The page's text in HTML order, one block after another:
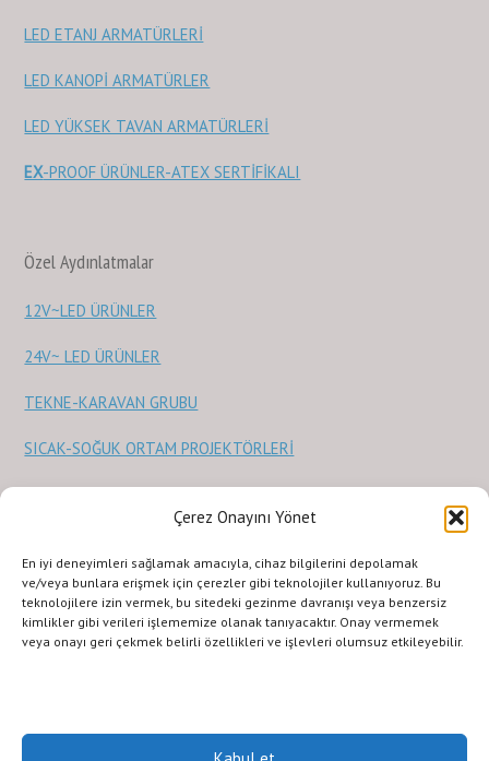
Çerez Onayını Yönet
En iyi deneyimleri sağlamak amacıyla, cihaz bilgilerini depolamak
ve/veya bunlara erişmek için çerezler gibi teknolojiler kullanıyoruz. Bu
teknolojilere izin vermek, bu sitedeki gezinme davranışı veya benzersiz
kimlikler gibi verileri işlememize olanak tanıyacaktır. Onay vermemek
veya onayı geri çekmek belirli özellikleri ve işlevleri olumsuz etkileyebilir.
LED ETANJ ARMATÜRLERİ
LED KANOPİ ARMATÜRLER
LED YÜKSEK TAVAN ARMATÜRLERİ
EX-PROOF ÜRÜNLER-ATEX SERTİFİKALI
Özel Aydınlatmalar
12V~LED ÜRÜNLER
24V~ LED ÜRÜNLER
TEKNE-KARAVAN GRUBU
SICAK-SOĞUK ORTAM PROJEKTÖRLERİ
STERİLİZASYON ve SAĞLIK ÜRÜNLERİ